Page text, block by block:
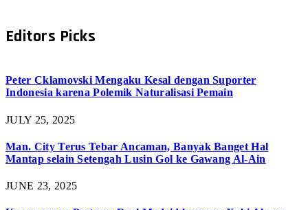
Editors Picks
Peter Cklamovski Mengaku Kesal dengan Suporter
Indonesia karena Polemik Naturalisasi Pemain
JULY 25, 2025
Man. City Terus Tebar Ancaman, Banyak Banget Hal
Mantap selain Setengah Lusin Gol ke Gawang Al-Ain
JUNE 23, 2025